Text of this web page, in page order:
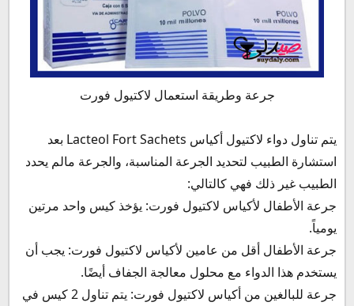
جرعة وطريقة استعمال لاكتيول فورت
يتم تناول دواء لاكتيول أكياس Lacteol Fort Sachets بعد
استشارة الطبيب لتحديد الجرعة المناسبة، والجرعة مالم يحدد
الطبيب غير ذلك فهي كالتالي:
جرعة الأطفال لأكياس لاكتيول فورت: يؤخذ كيس واحد مرتين
يومياً.
جرعة الأطفال أقل من عامين لأكياس لاكتيول فورت: يجب أن
يستخدم هذا الدواء مع محلول معالجة الجفاف أيضًا.
جرعة للبالغين من أكياس لاكتيول فورت: يتم تناول 2 كيس في